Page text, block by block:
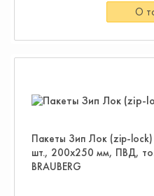
О
Пакеты Зип Лок (zip-
шт., 200х250 мм, ПВД,
BRAUBERG